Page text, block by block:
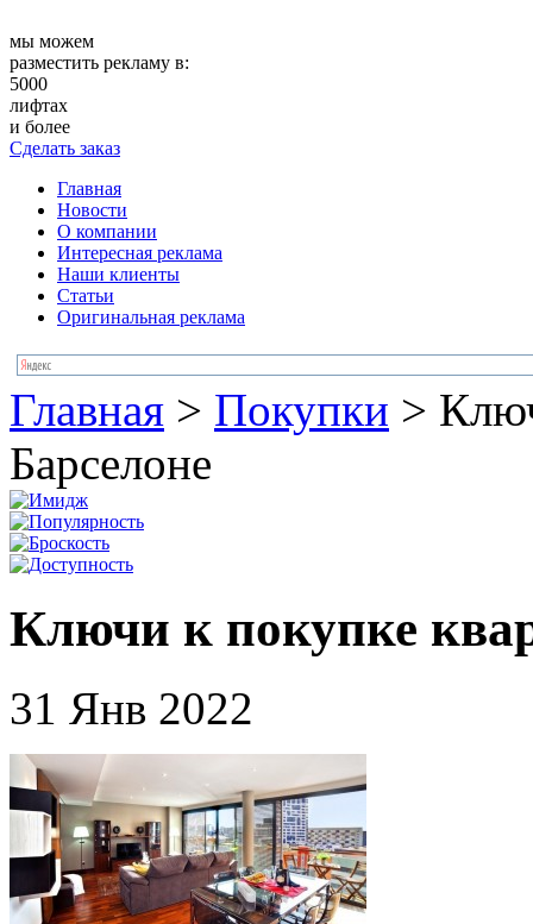
мы можем
разместить рекламу в:
5000
лифтах
и более
Сделать заказ
Главная
Новости
О компании
Интересная реклама
Наши клиенты
Статьи
Оригинальная реклама
Главная > Покупки >
Барселоне
Ключи к покупке
31 Янв 2022